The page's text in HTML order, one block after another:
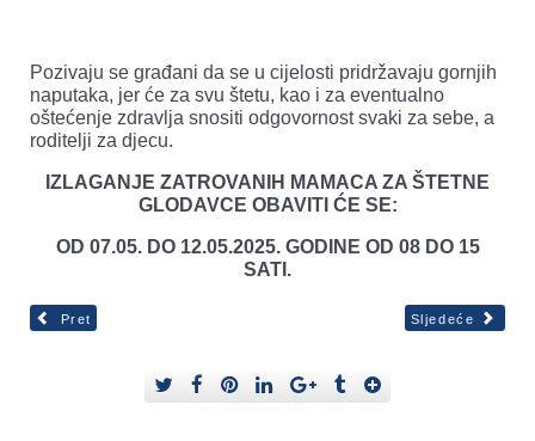
Pozivaju se građani da se u cijelosti pridržavaju gornjih
naputaka, jer će za svu štetu, kao i za eventualno
oštećenje zdravlja snositi odgovornost svaki za sebe, a
roditelji za djecu.
IZLAGANJE ZATROVANIH MAMACA ZA ŠTETNE
GLODAVCE OBAVITI ĆE SE:
OD 07.05. DO 12.05.2025. GODINE OD 08 DO 15
SATI.
Pret Sljedeće